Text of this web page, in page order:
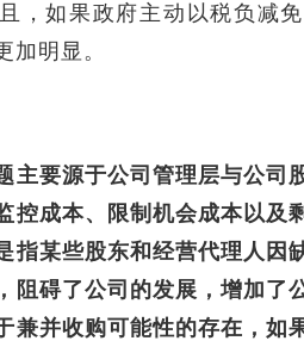
，如果政府主动以税负减
加明显。
主要源于公司管理层与公司
控成本、限制机会成本以及
指某些股东和经营代理人因
阻碍了公司的发展，增加了
兼并收购可能性的存在，如